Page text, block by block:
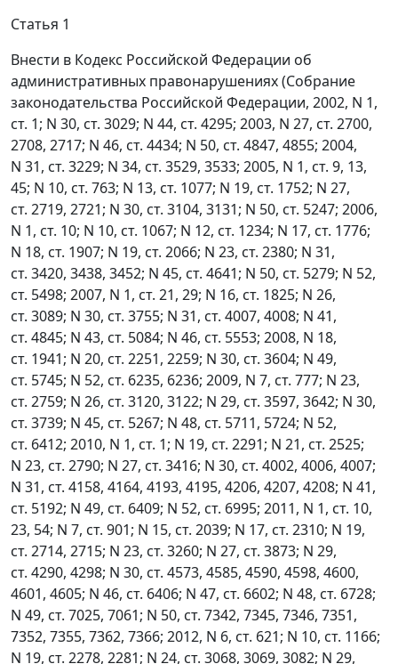
Статья 1
Внести в Кодекс Российской Федерации об
административных правонарушениях (Собрание
законодательства Российской Федерации, 2002, N 1,
ст. 1; N 30, ст. 3029; N 44, ст. 4295; 2003, N 27, ст. 2700,
2708, 2717; N 46, ст. 4434; N 50, ст. 4847, 4855; 2004,
N 31, ст. 3229; N 34, ст. 3529, 3533; 2005, N 1, ст. 9, 13,
45; N 10, ст. 763; N 13, ст. 1077; N 19, ст. 1752; N 27,
ст. 2719, 2721; N 30, ст. 3104, 3131; N 50, ст. 5247; 2006,
N 1, ст. 10; N 10, ст. 1067; N 12, ст. 1234; N 17, ст. 1776;
N 18, ст. 1907; N 19, ст. 2066; N 23, ст. 2380; N 31,
ст. 3420, 3438, 3452; N 45, ст. 4641; N 50, ст. 5279; N 52,
ст. 5498; 2007, N 1, ст. 21, 29; N 16, ст. 1825; N 26,
ст. 3089; N 30, ст. 3755; N 31, ст. 4007, 4008; N 41,
ст. 4845; N 43, ст. 5084; N 46, ст. 5553; 2008, N 18,
ст. 1941; N 20, ст. 2251, 2259; N 30, ст. 3604; N 49,
ст. 5745; N 52, ст. 6235, 6236; 2009, N 7, ст. 777; N 23,
ст. 2759; N 26, ст. 3120, 3122; N 29, ст. 3597, 3642; N 30,
ст. 3739; N 45, ст. 5267; N 48, ст. 5711, 5724; N 52,
ст. 6412; 2010, N 1, ст. 1; N 19, ст. 2291; N 21, ст. 2525;
N 23, ст. 2790; N 27, ст. 3416; N 30, ст. 4002, 4006, 4007;
N 31, ст. 4158, 4164, 4193, 4195, 4206, 4207, 4208; N 41,
ст. 5192; N 49, ст. 6409; N 52, ст. 6995; 2011, N 1, ст. 10,
23, 54; N 7, ст. 901; N 15, ст. 2039; N 17, ст. 2310; N 19,
ст. 2714, 2715; N 23, ст. 3260; N 27, ст. 3873; N 29,
ст. 4290, 4298; N 30, ст. 4573, 4585, 4590, 4598, 4600,
4601, 4605; N 46, ст. 6406; N 47, ст. 6602; N 48, ст. 6728;
N 49, ст. 7025, 7061; N 50, ст. 7342, 7345, 7346, 7351,
7352, 7355, 7362, 7366; 2012, N 6, ст. 621; N 10, ст. 1166;
N 19, ст. 2278, 2281; N 24, ст. 3068, 3069, 3082; N 29,